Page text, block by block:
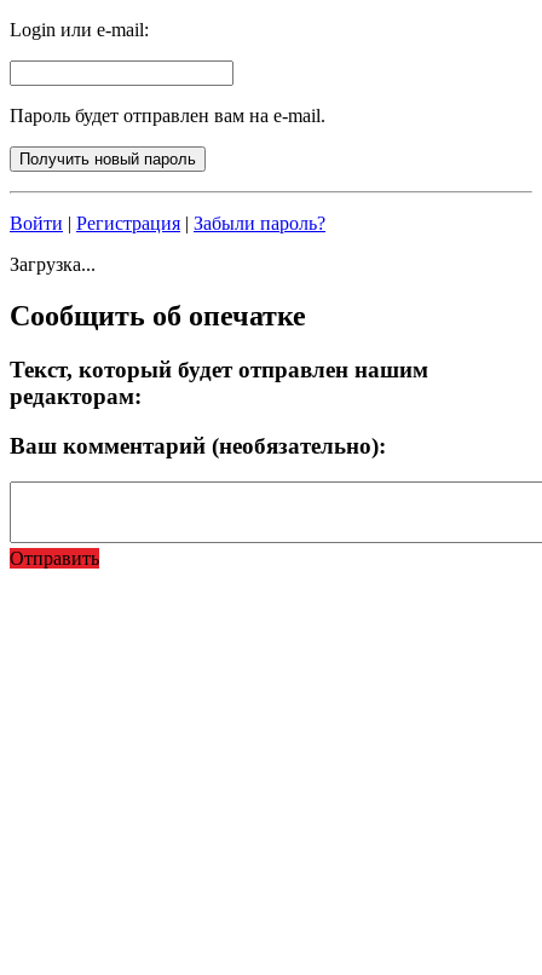
Login или e-mail:
Пароль будет отправлен вам на e-mail.
Войти | Регистрация | Забыли пароль?
Загрузка...
Сообщить об опечатке
Текст, который будет отправлен нашим
редакторам:
Ваш комментарий (необязательно):
Отправить